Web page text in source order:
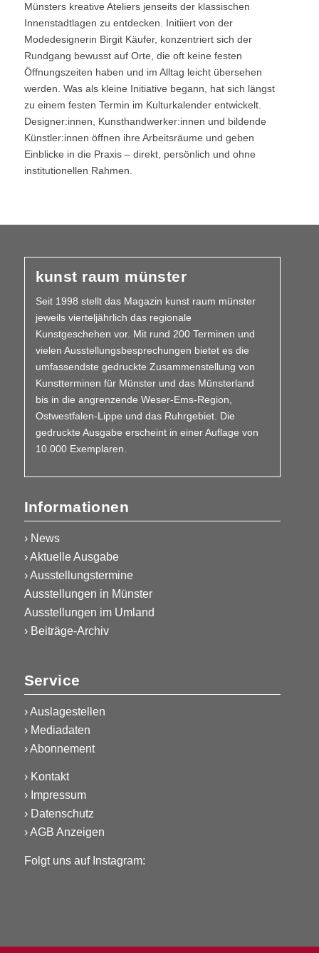
Münsters kreative Ateliers jenseits der klassischen
Innenstadtlagen zu entdecken. Initiiert von der
Modedesignerin Birgit Käufer, konzentriert sich der
Rundgang bewusst auf Orte, die oft keine festen
Öffnungszeiten haben und im Alltag leicht übersehen
werden. Was als kleine Initiative begann, hat sich längst
zu einem festen Termin im Kulturkalender entwickelt.
Designer:innen, Kunsthandwerker:innen und bildende
Künstler:innen öffnen ihre Arbeitsräume und geben
Einblicke in die Praxis – direkt, persönlich und ohne
institutionellen Rahmen.
kunst raum münster
Seit 1998 stellt das Magazin kunst raum münster
jeweils vierteljährlich das regionale
Kunstgeschehen vor. Mit rund 200 Terminen und
vielen Aus­­stellungs­besprechungen bietet es die
umfassendste gedruckte Zusammen­stellung von
Kunstterminen für Münster und das Münsterland
bis in die angrenzende Weser-Ems-Region,
Ostwestfalen-Lippe und das Ruhrgebiet. Die
gedruckte Ausgabe erscheint in einer Auflage von
10.000 Exemplaren.
Informationen
› News
› Aktuelle Ausgabe
› Ausstellungstermine
Ausstellungen in Münster
Ausstellungen im Umland
› Beiträge-Archiv
Service
›Auslagestellen
› Mediadaten
›Abonnement
› Kontakt
› Impressum
› Datenschutz
›AGB Anzeigen
Folgt uns auf Instagram: